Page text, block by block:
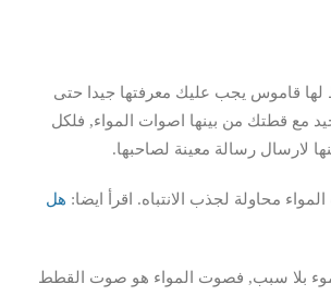
لها قاموس يجب عليك معرفتها جيدا حتى
مع قطتك من بينها اصوات المواء, فلكل
لارسال رسالة معينة لصاحبها.
محاولة لجذب الانتباه. اقرأ ايضا: هل
بلا سبب, فصوت المواء هو صوت القطط